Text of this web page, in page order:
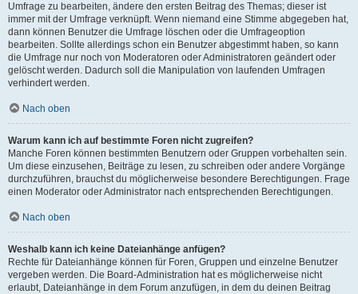
Umfrage zu bearbeiten, ändere den ersten Beitrag des Themas; dieser ist
immer mit der Umfrage verknüpft. Wenn niemand eine Stimme abgegeben hat,
dann können Benutzer die Umfrage löschen oder die Umfrageoption
bearbeiten. Sollte allerdings schon ein Benutzer abgestimmt haben, so kann
die Umfrage nur noch von Moderatoren oder Administratoren geändert oder
gelöscht werden. Dadurch soll die Manipulation von laufenden Umfragen
verhindert werden.
Nach oben
Warum kann ich auf bestimmte Foren nicht zugreifen?
Manche Foren können bestimmten Benutzern oder Gruppen vorbehalten sein.
Um diese einzusehen, Beiträge zu lesen, zu schreiben oder andere Vorgänge
durchzuführen, brauchst du möglicherweise besondere Berechtigungen. Frage
einen Moderator oder Administrator nach entsprechenden Berechtigungen.
Nach oben
Weshalb kann ich keine Dateianhänge anfügen?
Rechte für Dateianhänge können für Foren, Gruppen und einzelne Benutzer
vergeben werden. Die Board-Administration hat es möglicherweise nicht
erlaubt, Dateianhänge in dem Forum anzufügen, in dem du deinen Beitrag